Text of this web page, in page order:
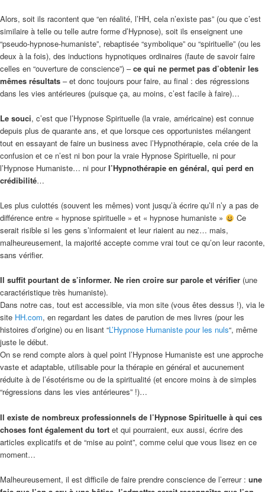
Alors, soit ils racontent que “en réalité, l’HH, cela n’existe pas” (ou que c’est
similaire à telle ou telle autre forme d’Hypnose), soit ils enseignent une
“pseudo-hypnose-humaniste”, rebaptisée “symbolique” ou “spirituelle” (ou les
deux à la fois), des inductions hypnotiques ordinaires (faute de savoir faire
celles en “ouverture de conscience”) –ce qui ne permet pas d’obtenir les
mêmes résultats – et donc toujours pour faire, au final : des régressions
dans les vies antérieures (puisque ça, au moins, c’est facile à faire)…
Le souci, c’est que l’Hypnose Spirituelle (la vraie, américaine) est connue
depuis plus de quarante ans, et que lorsque ces opportunistes mélangent
tout en essayant de faire un business avec l’Hypnothérapie, cela crée de la
confusion et ce n’est ni bon pour la vraie Hypnose Spirituelle, ni pour
l’Hypnose Humaniste… ni pourl’Hypnothérapie en général, qui perd en
crédibilité…
Les plus culottés (souvent les mêmes) vont jusqu’à écrire qu’il n’y a pas de
différence entre « hypnose spirituelle » et « hypnose humaniste »
Ce
serait risible si les gens s’informaient et leur riaient au nez… mais,
malheureusement, la majorité accepte comme vrai tout ce qu’on leur raconte,
sans vérifier.
Il suffit pourtant de s’informer. Ne rien croire sur parole et vérifier (une
caractéristique très humaniste).
Dans notre cas, tout est accessible, via mon site (vous êtes dessus !), via le
site HH.com, en regardant les dates de parution de mes livres (pour les
histoires d’origine) ou en lisant “L’Hypnose Humaniste pour les nuls“, même
juste le début.
On se rend compte alors à quel point l’Hypnose Humaniste est une approche
vaste et adaptable, utilisable pour la thérapie en général et aucunement
réduite à de l’ésotérisme ou de la spiritualité (et encore moins à de simples
“régressions dans les vies antérieures” !)…
Il existe de nombreux professionnels de l’Hypnose Spirituelle à qui ces
choses font également du tort et qui pourraient, eux aussi, écrire des
articles explicatifs et de “mise au point”, comme celui que vous lisez en ce
moment…
Malheureusement, il est difficile de faire prendre conscience de l’erreur : une